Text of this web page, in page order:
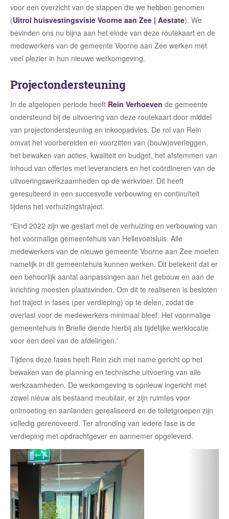
voor een overzicht van de stappen die we hebben genomen
(Uitrol huisvestingsvisie Voorne aan Zee | Aestate). We
bevinden ons nu bijna aan het einde van deze routekaart en de
medewerkers van de gemeente Voorne aan Zee werken met
veel plezier in hun nieuwe werkomgeving.
Projectondersteuning
In de afgelopen periode heeft Rein Verhoeven de gemeente
ondersteund bij de uitvoering van deze routekaart door middel
van projectondersteuning en inkoopadvies. De rol van Rein
omvat het voorbereiden en voorzitten van (bouw)overleggen,
het bewaken van acties, kwaliteit en budget, het afstemmen van
inhoud van offertes met leveranciers en het coördineren van de
uitvoeringswerkzaamheden op de werkvloer. Dit heeft
geresulteerd in een succesvolle verbouwing en continuïteit
tijdens het verhuizingstraject.
“Eind 2022 zijn we gestart met de verhuizing en verbouwing van
het voormalige gemeentehuis van Hellevoetsluis. Alle
medewerkers van de nieuwe gemeente Voorne aan Zee moeten
namelijk in dit gemeentehuis kunnen werken. Dit betekent dat er
een behoorlijk aantal aanpassingen aan het gebouw en aan de
inrichting moesten plaatsvinden. Om dit te realiseren is besloten
het traject in fases (per verdieping) op te delen, zodat de
overlast voor de medewerkers minimaal bleef. Het voormalige
gemeentehuis in Brielle diende hierbij als tijdelijke werklocatie
voor een deel van de afdelingen.”
Tijdens deze fases heeft Rein zich met name gericht op het
bewaken van de planning en technische uitvoering van alle
werkzaamheden. De werkomgeving is opnieuw ingericht met
zowel nieuw als bestaand meubilair, er zijn ruimtes voor
ontmoeting en aanlanden gerealiseerd en de toiletgroepen zijn
volledig gerenoveerd. Ter afronding van iedere fase is de
verdieping met opdrachtgever en aannemer opgeleverd.
Vorige